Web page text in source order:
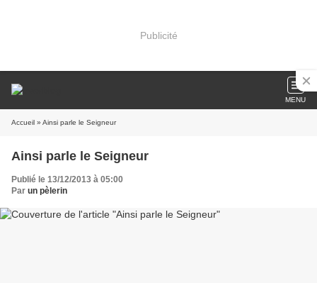
Publicité
MENU
Accueil » Ainsi parle le Seigneur
Ainsi parle le Seigneur
Publié le 13/12/2013 à 05:00
Par un pèlerin